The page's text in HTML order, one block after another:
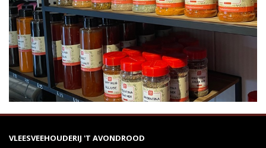
VLEESVEEHOUDERIJ 'T AVONDROOD